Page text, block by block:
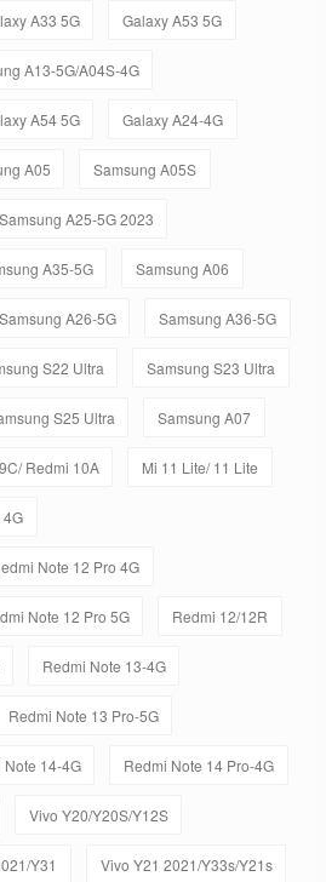
A33 5G Galaxy A53 5G
A13-5G/A04S-4G
A54 5G Galaxy A24-4G
A05 Samsung A05S
Samsung A25-5G 2023
A35-5G Samsung A06
Samsung A26-5G Samsung A36-5G
S22 Ultra Samsung S23 Ultra
S25 Ultra Samsung A07
Redmi 10A Mi 11 Lite/ 11 Lite
4G
Note 12 Pro 4G
Note 12 Pro 5G Redmi 12/12R
Redmi Note 13-4G
Redmi Note 13 Pro-5G
Note 14-4G Redmi Note 14 Pro-4G
Vivo Y20/Y20S/Y12S
Y31 Vivo Y21 2021/Y33s/Y21s